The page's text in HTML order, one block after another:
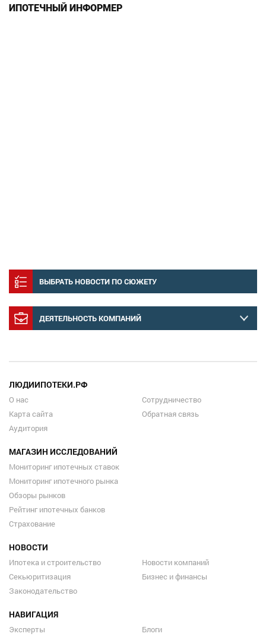
ИПОТЕЧНЫЙ ИНФОРМЕР
ВЫБРАТЬ НОВОСТИ ПО СЮЖЕТУ
ДЕЯТЕЛЬНОСТЬ КОМПАНИЙ
ЛЮДИИПОТЕКИ.РФ
О нас
Карта сайта
Аудитория
Сотрудничество
Обратная связь
МАГАЗИН ИССЛЕДОВАНИЙ
Мониторинг ипотечных ставок
Мониторинг ипотечного рынка
Обзоры рынков
Рейтинг ипотечных банков
Страхование
НОВОСТИ
Ипотека и строительство
Секьюритизация
Законодательство
Новости компаний
Бизнес и финансы
НАВИГАЦИЯ
Эксперты
Блоги